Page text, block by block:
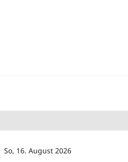
So, 16. August 2026